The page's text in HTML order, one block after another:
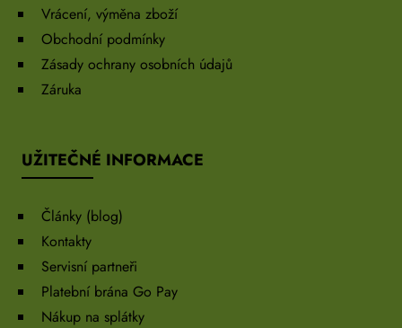
Vrácení, výměna zboží
Obchodní podmínky
Zásady ochrany osobních údajů
Záruka
UŽITEČNÉ INFORMACE
Články (blog)
Kontakty
Servisní partneři
Platební brána Go Pay
Nákup na splátky